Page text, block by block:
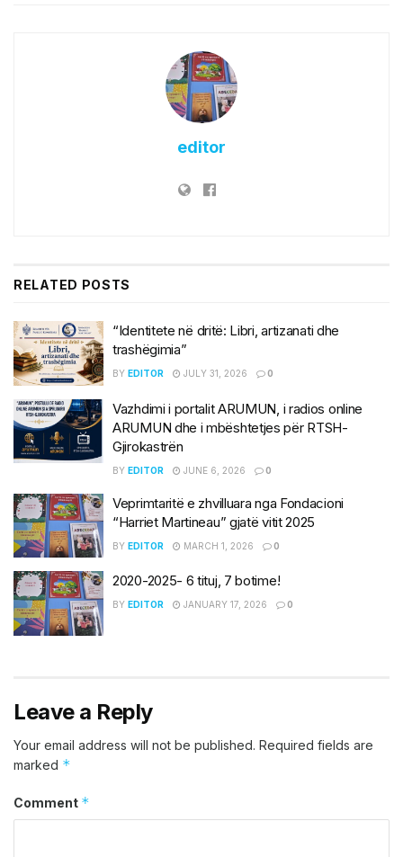
editor
RELATED POSTS
“Identitete në dritë: Libri, artizanati dhe
trashëgimia”
BY EDITOR JULY 31, 2026 0
Vazhdimi i portalit ARUMUN, i radios online
ARUMUN dhe i mbështetjes për RTSH-
Gjirokastrën
BY EDITOR JUNE 6, 2026 0
Veprimtaritë e zhvilluara nga Fondacioni
“Harriet Martineau” gjatë vitit 2025
BY EDITOR MARCH 1, 2026 0
2020-2025- 6 tituj, 7 botime!
BY EDITOR JANUARY 17, 2026 0
Leave a Reply
Your email address will not be published. Required fields are
marked *
Comment *